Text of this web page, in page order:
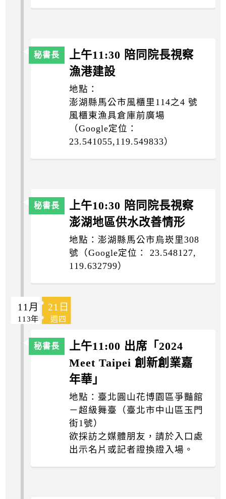
上午11:30 陪同院長視察
漁港建設
地點：
澎湖縣馬公市風櫃里114之4 號
風櫃東漁具倉庫前廣場
（Google定位：
23.541055,119.549833）
上午10:30 陪同院長視察
澎湖地區供水改善情形
地點：澎湖縣馬公市烏崁里308
號（Google定位： 23.548127,
119.632799）
11月 21日
113年 週四
上午11:00 出席「2024
Meet Taipei 創新創業嘉
年華」
地點：臺北圓山花博園區爭豔館
－超級舞臺（臺北市中山區玉門
街1號）
欲採訪之媒體朋友，請於入口處
出示名片或記者證換證入場。